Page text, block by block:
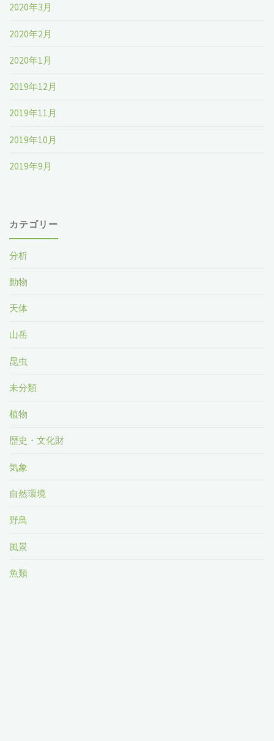
2020年3月
2020年2月
2020年1月
2019年12月
2019年11月
2019年10月
2019年9月
カテゴリー
分析
動物
天体
山岳
昆虫
未分類
植物
歴史・文化財
気象
自然環境
野鳥
風景
魚類